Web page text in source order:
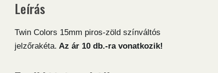
Leírás
Twin Colors 15mm piros-zöld színváltós
jelzőrakéta. Az ár 10 db.-ra vonatkozik!